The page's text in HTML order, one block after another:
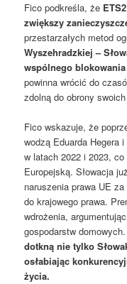
Fico podkreśla, że
zwiększy
przestarzałych metod
Wyszehradzkiej –
wspólnego
powinna wrócić do
zdolną do obrony
Fico wskazuje, że
wodzą Eduarda Hegera
w latach 2022 i 2023,
Europejską. Słowacja
naruszenia prawa UE
do krajowego prawa.
wdrożenia,
gospodarstw
dotkną nie tylko
osłabiając
życia.